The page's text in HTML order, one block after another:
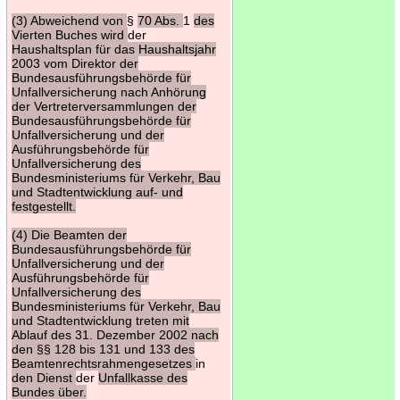
(3) Abweichend von § 70 Abs. 1 des
Vierten Buches wird der
Haushaltsplan für das Haushaltsjahr
2003 vom Direktor der
Bundesausführungsbehörde für
Unfallversicherung nach Anhörung
der Vertreterversammlungen der
Bundesausführungsbehörde für
Unfallversicherung und der
Ausführungsbehörde für
Unfallversicherung des
Bundesministeriums für Verkehr, Bau
und Stadtentwicklung auf- und
festgestellt.
(4) Die Beamten der
Bundesausführungsbehörde für
Unfallversicherung und der
Ausführungsbehörde für
Unfallversicherung des
Bundesministeriums für Verkehr, Bau
und Stadtentwicklung treten mit
Ablauf des 31. Dezember 2002 nach
den §§ 128 bis 131 und 133 des
Beamtenrechtsrahmengesetzes in
den Dienst der Unfallkasse des
Bundes über.